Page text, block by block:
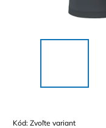
Kód: Zvoľte variant